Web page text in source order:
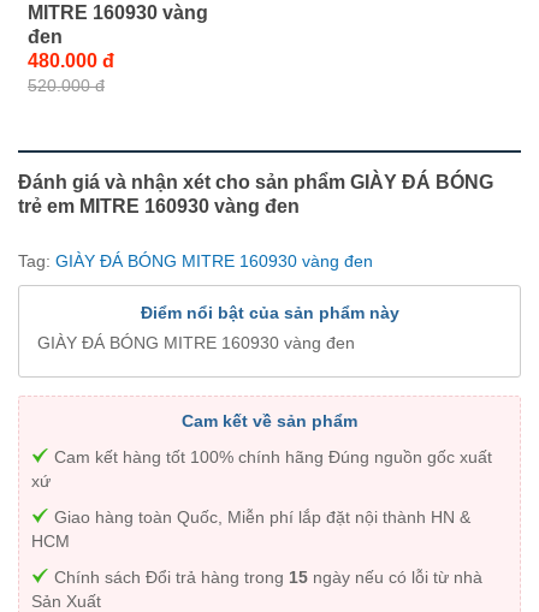
MITRE 160930 vàng
đen
480.000 đ
520.000 đ
Đánh giá và nhận xét cho sản phẩm GIÀY ĐÁ BÓNG
trẻ em MITRE 160930 vàng đen
Tag: GIÀY ĐÁ BÓNG MITRE 160930 vàng đen
Điểm nổi bật của sản phẩm này
GIÀY ĐÁ BÓNG MITRE 160930 vàng đen
Cam kết về sản phẩm
Cam kết hàng tốt 100% chính hãng Đúng nguồn gốc xuất
xứ
Giao hàng toàn Quốc, Miễn phí lắp đặt nội thành HN &
HCM
Chính sách Đổi trả hàng trong 15 ngày nếu có lỗi từ nhà
Sản Xuất